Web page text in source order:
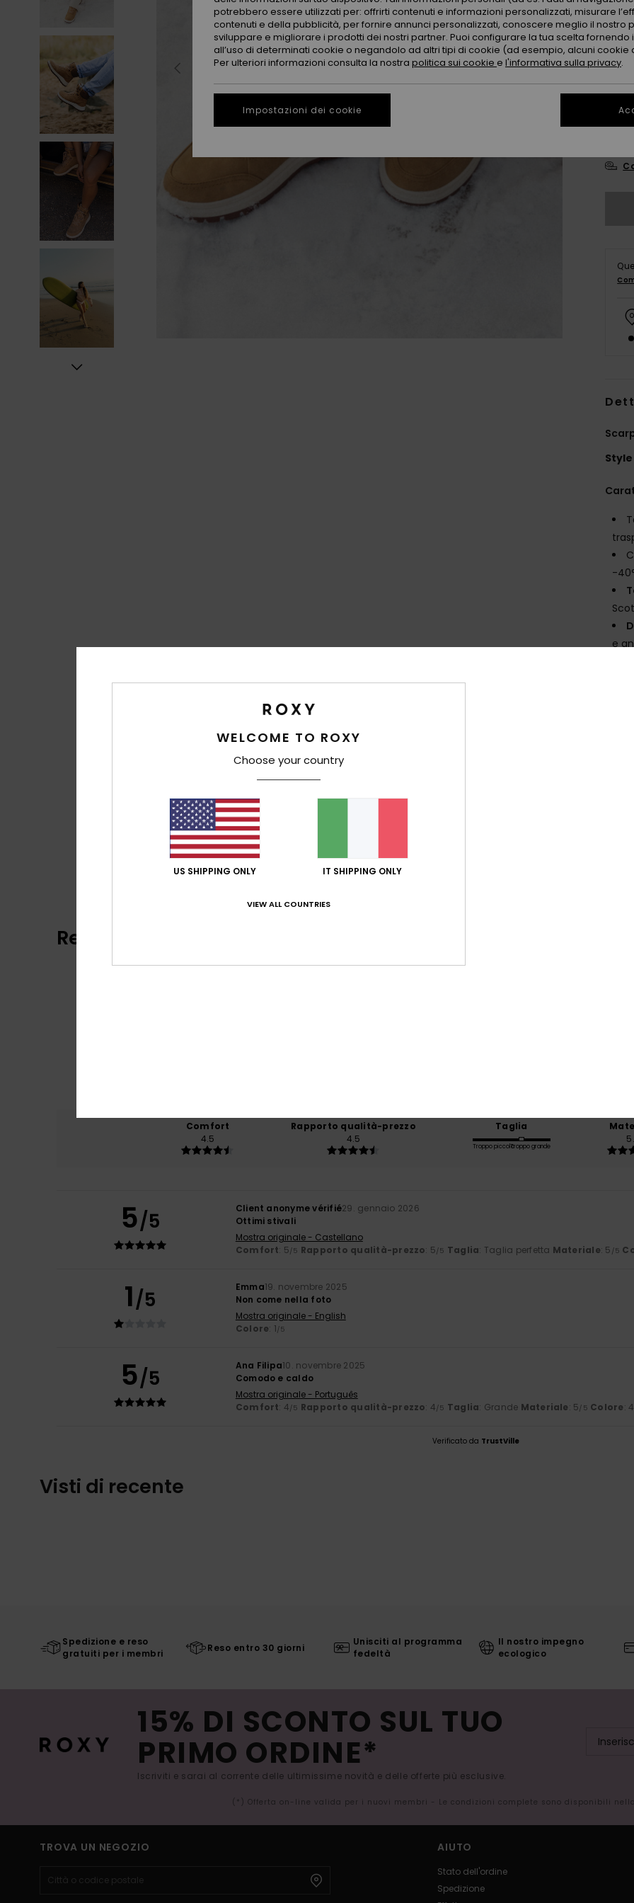
36
Style
-
e
Recensioni dei clienti
Comfort
4.5
Rapporto qualità-prezzo
4.5
Taglia
Troppo piccoloTroppo grande
5/5 Client anonyme vérifié29. gennaio 2026
Ottimi stivali
Mostra originale - Castellano
Comfort: 5/5 Rapporto qualità-prezzo: 5/5 Taglia: Taglia perfetta Materiale: 5 /5
1/5 Emma19. novembre 2025
Non come nella foto
Mostra originale - English
Colore: 1/5
5/5 Ana Filipa10. novembre 2025
Comodo e caldo
Mostra originale - Português
Comfort: 4/5 Rapporto qualità-prezzo: 4/5 Taglia: Grande Materiale: 5/5 Colore: 4
Verificato da TrustVille
Visti di recente
Spedizione e reso
gratuiti per i membri
Reso entro 30 giorni
Unisciti al programma
fedeltà
Il nostro impegno
ecologico
15% DI SCONTO SUL TUO
PRIMO ORDINE*
Iscriviti e sarai al corrente delle ultimissime novità e delle offerte più esclusive.
(*) Offerta on-line valida per i nuovi membri - Le condizioni complete sono disponibili
TROVA UN NEGOZIO AIUTO
Stato dell'ordine
Spedizione
WELCOME TO ROXY
Choose your country
US SHIPPING ONLY IT SHIPPING ONLY
VIEW ALL COUNTRIES
potrebbero essere utilizzati per: offrirti contenuti e informazioni personalizzati, misurare
contenuti e della pubblicità, per fornire annunci personalizzati, conoscere meglio il nostro
sviluppare e migliorare i prodotti dei nostri partner. Puoi configurare la tua scelta fornendo
all’uso di determinati cookie o negandolo ad altri tipi di cookie (ad esempio, alcuni cookie
Per ulteriori informazioni consulta la nostra politica sui cookie e l'informativa sulla privacy.
Impostazioni dei cookie